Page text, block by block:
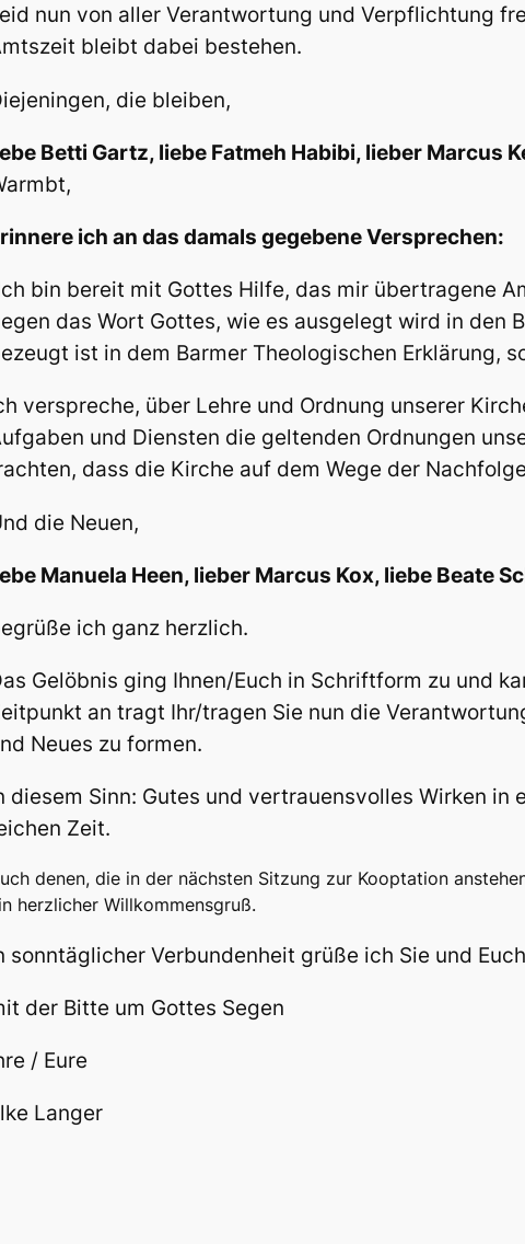
nun von aller Verantwortung und Verpflichtung
bleibt dabei bestehen.
die bleiben,
Betti Gartz, liebe Fatmeh Habibi, lieber Marcus
ich an das damals gegebene Versprechen:
bin bereit mit Gottes Hilfe, das mir übertragene
das Wort Gottes, wie es ausgelegt wird in den
ist in dem Barmer Theologischen Erklärung,
verspreche, über Lehre und Ordnung unserer
und Diensten die geltenden Ordnungen
dass die Kirche auf dem Wege der
die Neuen,
Manuela Heen, lieber Marcus Kox, liebe Beate
ich ganz herzlich.
Gelöbnis ging Ihnen/Euch in Schriftform zu und
an tragt Ihr/tragen Sie nun die
Neues zu formen.
diesem Sinn: Gutes und vertrauensvolles Wirken
Zeit.
denen, die in der nächsten Sitzung zur Kooptation
herzlicher Willkommensgruß.
sonntäglicher Verbundenheit grüße ich Sie und Euch
der Bitte um Gottes Segen
/ Eure
Langer